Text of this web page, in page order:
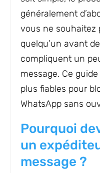
généralement
vous ne souhaitez
quelqu’un avant
compliquent un
message. Ce
plus fiables pour
WhatsApp sans
Pourquoi
un
message ?